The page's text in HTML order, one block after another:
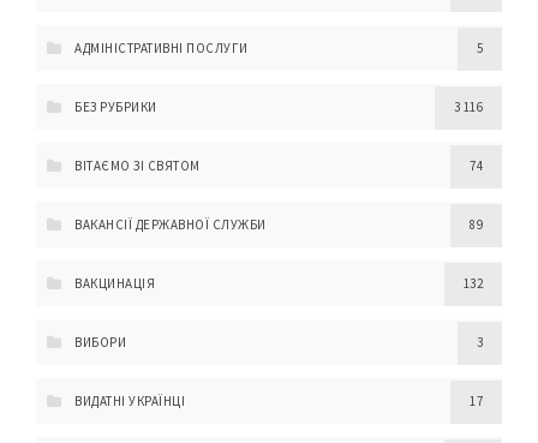
АДМІНІСТРАТИВНІ ПОСЛУГИ 5
БЕЗ РУБРИКИ 3 116
ВІТАЄМО ЗІ СВЯТОМ 74
ВАКАНСІЇ ДЕРЖАВНОЇ СЛУЖБИ 89
ВАКЦИНАЦІЯ 132
ВИБОРИ 3
ВИДАТНІ УКРАЇНЦІ 17